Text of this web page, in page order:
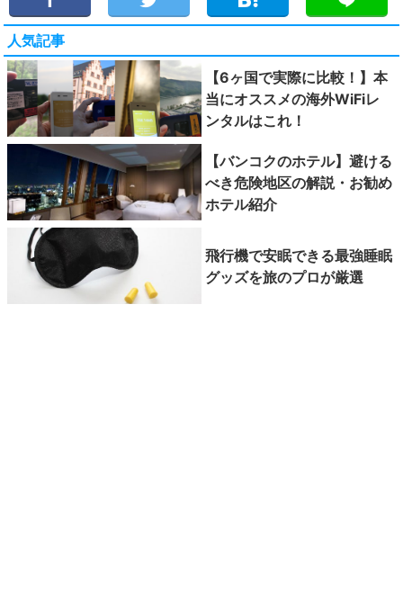
人気記事
【6ヶ国で実際に比較！】本
当にオススメの海外WiFiレ
ンタルはこれ！
【バンコクのホテル】避ける
べき危険地区の解説・お勧め
ホテル紹介
飛行機で安眠できる最強睡眠
グッズを旅のプロが厳選